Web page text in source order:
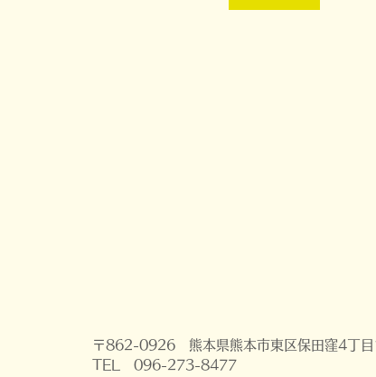
〒862-0926 熊本県熊本市東区保田窪4丁
TEL 096-273-8477